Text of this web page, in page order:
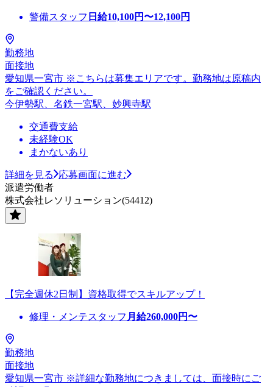
警備スタッフ 日給10,100円〜12,100円
勤務地
面接地
愛知県一宮市 ※こちらは募集エリアです。勤務地は原稿内
をご確認ください。
今伊勢駅、名鉄一宮駅、妙興寺駅
交通費支給
未経験OK
まかないあり
詳細を見る
応募画面に進む
派遣労働者
株式会社レソリューション(54412)
【完全週休2日制】資格取得でスキルアップ！
修理・メンテスタッフ 月給260,000円〜
勤務地
面接地
愛知県一宮市 ※詳細な勤務地につきましては、面接時にご